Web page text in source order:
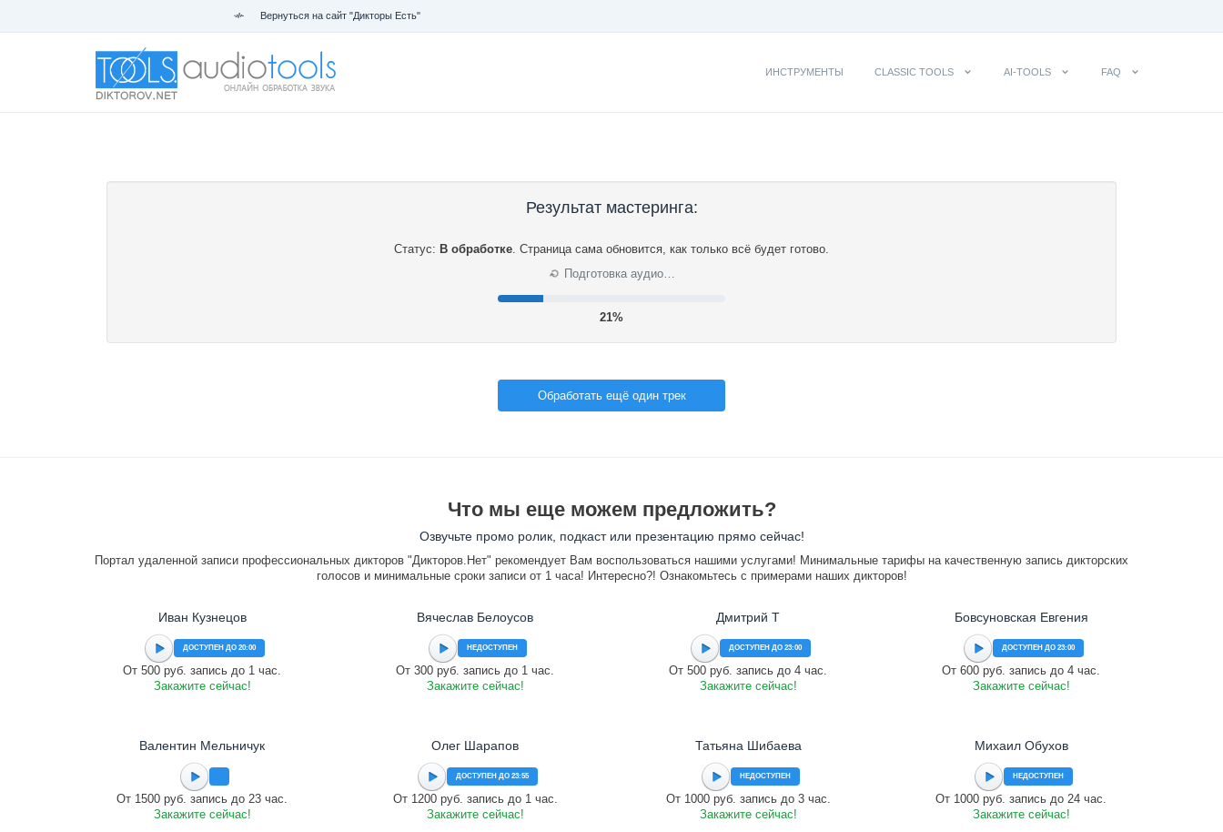
Вернуться на сайт "Дикторы Есть"
ИНСТРУМЕНТЫ CLASSIC TOOLS AI-TOOLS FAQ
Результат мастеринга:
Статус: В обработке. Страница сама обновится, как только всё будет готово.
⟳ Подготовка аудио…
21%
Обработать ещё один трек
Что мы еще можем предложить?
Озвучьте промо ролик, подкаст или презентацию прямо сейчас!
Портал удаленной записи профессиональных дикторов "Дикторов.Нет" рекомендует Вам воспользоваться нашими услугами! Минимальные тарифы на качественную запись дикторских
голосов и минимальные сроки записи от 1 часа! Интересно?! Ознакомьтесь с примерами наших дикторов!
Иван Кузнецов
ДОСТУПЕН ДО 20:00
От 500 руб. запись до 1 час.
Закажите сейчас!
Вячеслав Белоусов
НЕДОСТУПЕН
От 300 руб. запись до 1 час.
Закажите сейчас!
Дмитрий Т
ДОСТУПЕН ДО 23:00
От 500 руб. запись до 4 час.
Закажите сейчас!
Бовсуновская Евгения
ДОСТУПЕН ДО 23:00
От 600 руб. запись до 4 час.
Закажите сейчас!
Валентин Мельничук
От 1500 руб. запись до 23 час.
Закажите сейчас!
Олег Шарапов
ДОСТУПЕН ДО 23:55
От 1200 руб. запись до 1 час.
Закажите сейчас!
Татьяна Шибаева
НЕДОСТУПЕН
От 1000 руб. запись до 3 час.
Закажите сейчас!
Михаил Обухов
НЕДОСТУПЕН
От 1000 руб. запись до 24 час.
Закажите сейчас!